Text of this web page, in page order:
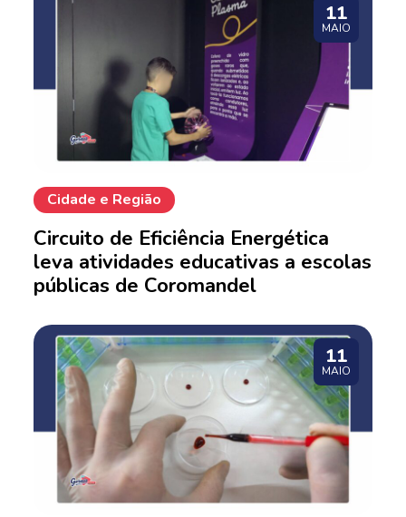
11
MAIO
Cidade e Região
Circuito de Eficiência Energética
leva atividades educativas a escolas
públicas de Coromandel
11
MAIO